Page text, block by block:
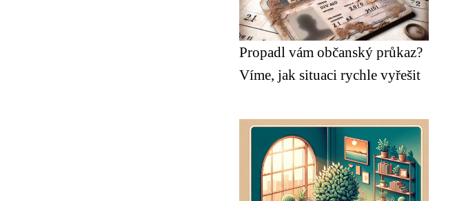
Propadl vám občanský průkaz?
Víme, jak situaci rychle vyřešit